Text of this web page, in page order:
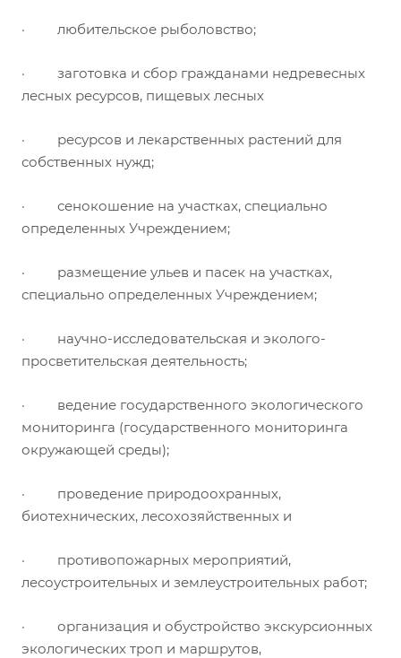
· любительское рыболовство;
· заготовка и сбор гражданами недревесных
лесных ресурсов, пищевых лесных
· ресурсов и лекарственных растений для
собственных нужд;
· сенокошение на участках, специально
определенных Учреждением;
· размещение ульев и пасек на участках,
специально определенных Учреждением;
· научно-исследовательская и эколого-
просветительская деятельность;
· ведение государственного экологического
мониторинга (государственного мониторинга
окружающей среды);
· проведение природоохранных,
биотехнических, лесохозяйственных и
· противопожарных мероприятий,
лесоустроительных и землеустроительных работ;
· организация и обустройство экскурсионных
экологических троп и маршрутов,